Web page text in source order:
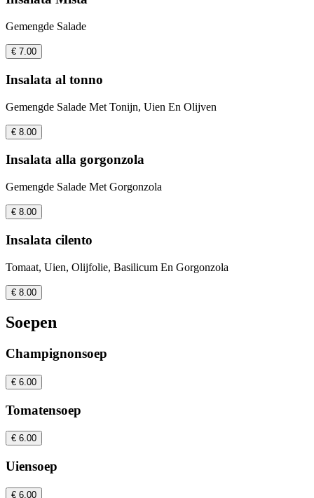
Gemengde Salade
€ 7.00
Insalata al tonno
Gemengde Salade Met Tonijn, Uien En Olijven
€ 8.00
Insalata alla gorgonzola
Gemengde Salade Met Gorgonzola
€ 8.00
Insalata cilento
Tomaat, Uien, Olijfolie, Basilicum En Gorgonzola
€ 8.00
Soepen
Champignonsoep
€ 6.00
Tomatensoep
€ 6.00
Uiensoep
€ 6.00